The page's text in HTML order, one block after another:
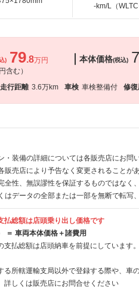
-km/L（WLTC
) 79.8万円
含む）
本体価格(税込)
走行距離 3.6万km 車検 車検整備付 修
装備の詳細については各販売店にお問
売店により予告なく変更されることが
全性、無誤謬性を保証するものではなく
データの全部または一部を無断で転写
払総額は店頭乗り出し価格です
＝ 車両本体価格＋諸費用
払総額は店頭納車を前提にしています
所轄運輸支局以外で登録する際や、車
詳しくは販売店にお問合せください